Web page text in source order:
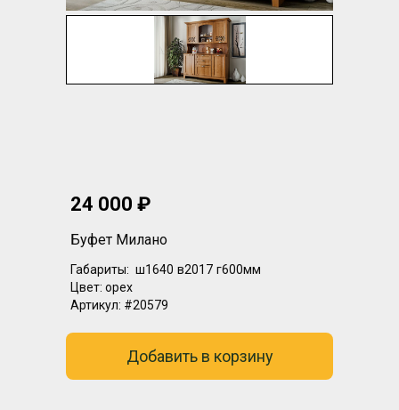
24 000 ₽
Буфет Милано
Габариты: ш1640 в2017 г600мм
Цвет: орех
Артикул: #20579
Добавить в корзину